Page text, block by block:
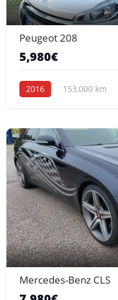
Peugeot 208
5,980€
2016 153,000 km
Mercedes-Benz CLS